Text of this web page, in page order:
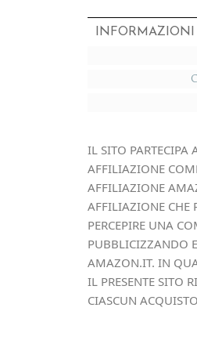
INFORMAZIONI
IL SITO
AFFILIAZIONE
AFFILIAZIONE
AFFILIAZIONE CHE
PERCEPIRE UNA
PUBBLICIZZANDO
AMAZON.IT. IN
IL PRESENTE SITO
CIASCUN